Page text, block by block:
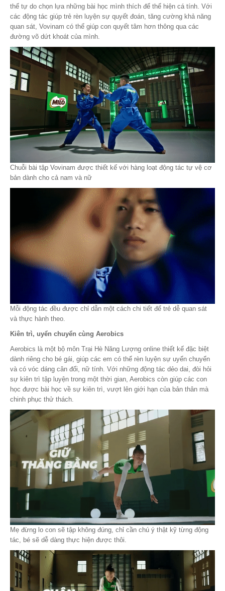
thể tự do chọn lựa những bài học mình thích để thể hiện cá tính. Với
các động tác giúp trẻ rèn luyện sự quyết đoán, tăng cường khả năng
quan sát, Vovinam có thể giúp con quyết tâm hơn thông qua các
đường võ dứt khoát của mình.
Chuỗi bài tập Vovinam được thiết kế với hàng loạt động tác tự vệ cơ
bản dành cho cả nam và nữ
Mỗi động tác đều được chỉ dẫn một cách chi tiết để trẻ dễ quan sát
và thực hành theo.
Kiên trì, uyển chuyển cùng Aerobics
Aerobics là một bộ môn Trại Hè Năng Lượng online thiết kế đặc biệt
dành riêng cho bé gái, giúp các em có thể rèn luyện sự uyển chuyển
và có vóc dáng cân đối, nữ tính. Với những động tác dẻo dai, đòi hỏi
sự kiên trì tập luyện trong một thời gian, Aerobics còn giúp các con
học được bài học về sự kiên trì, vượt lên giới hạn của bản thân mà
chinh phục thử thách.
Mẹ đừng lo con sẽ tập không đúng, chỉ cần chú ý thật kỹ từng động
tác, bé sẽ dễ dàng thực hiện được thôi.